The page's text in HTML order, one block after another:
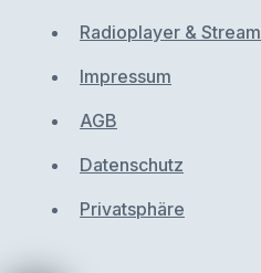
Radioplayer & Stream
Impressum
AGB
Datenschutz
Privatsphäre